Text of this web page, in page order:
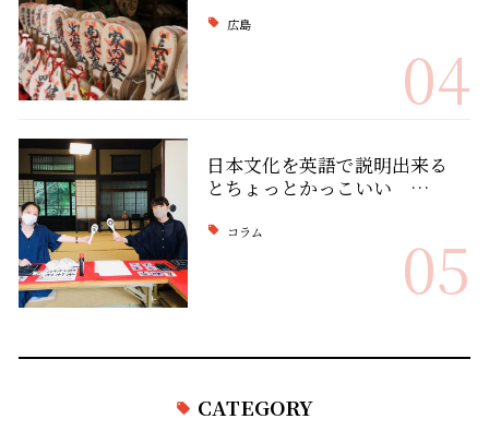
広島
04
日本文化を英語で説明出来る
とちょっとかっこいい …
コラム 05
CATEGORY